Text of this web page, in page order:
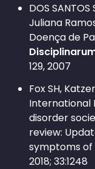
DOS SANTOS
Juliana
Doença de
129, 2007
Fox SH,
International
disorder
review:
symptoms of
2018; 33:1248